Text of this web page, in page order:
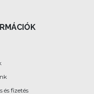
és fizetés